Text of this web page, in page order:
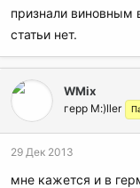
признали
статьи нет.
WMix
герр M:)ller
29 Дек 2013
мне кажется и в